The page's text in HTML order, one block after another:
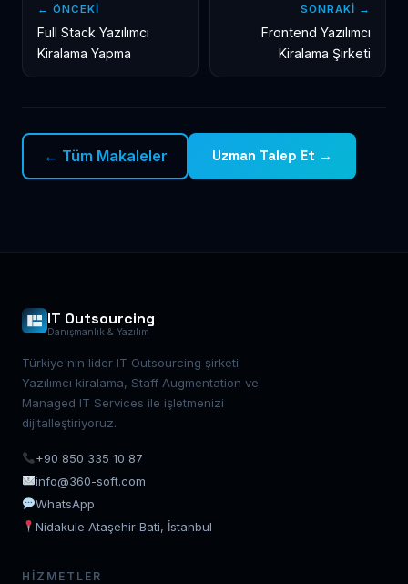
← ÖNCEKI
Full Stack Yazılımcı
Kiralama Yapma
SONRAKI →
Frontend Yazılımcı
Kiralama Şirketi
← Tüm Makaleler Uzman Talep Et →
IT Outsourcing
Danışmanlık & Yazılım
Türkiye'nin lider IT Outsourcing şirketi.
Yazılımcı kiralama, Staff Augmentation ve
Managed IT Services ile işletmenizi
dijitalleştiriyoruz.
+90 850 335 10 87
info@360-soft.com
WhatsApp
Nidakule Ataşehir Bati, İstanbul
HIZMETLER